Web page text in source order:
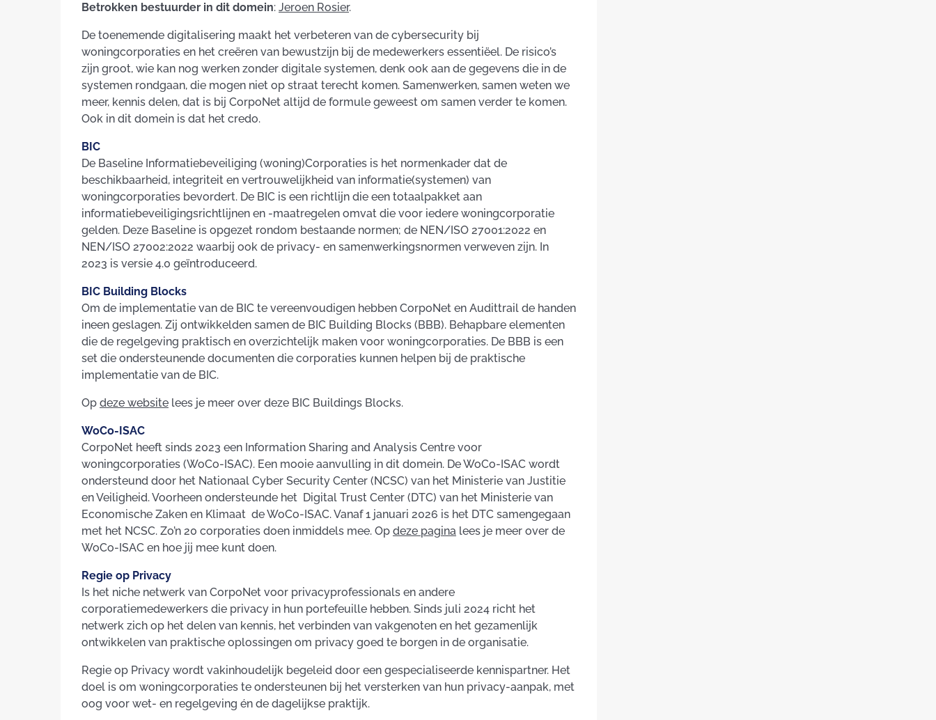
Betrokken bestuurder in dit domein: Jeroen Rosier.
De toenemende digitalisering maakt het verbeteren van de cybersecurity bij
woningcorporaties en het creëren van bewustzijn bij de medewerkers essentiëel. De risico’s
zijn groot, wie kan nog werken zonder digitale systemen, denk ook aan de gegevens die in de
systemen rondgaan, die mogen niet op straat terecht komen. Samenwerken, samen weten we
meer, kennis delen, dat is bij CorpoNet altijd de formule geweest om samen verder te komen.
Ook in dit domein is dat het credo.
BIC
De Baseline Informatiebeveiliging (woning)Corporaties is het normenkader dat de
beschikbaarheid, integriteit en vertrouwelijkheid van informatie(systemen) van
woningcorporaties bevordert. De BIC is een richtlijn die een totaalpakket aan
informatiebeveiligingsrichtlijnen en -maatregelen omvat die voor iedere woningcorporatie
gelden. Deze Baseline is opgezet rondom bestaande normen; de NEN/ISO 27001:2022 en
NEN/ISO 27002:2022 waarbij ook de privacy- en samenwerkingsnormen verweven zijn. In
2023 is versie 4.0 geïntroduceerd.
BIC Building Blocks
Om de implementatie van de BIC te vereenvoudigen hebben CorpoNet en Audittrail de handen
ineen geslagen. Zij ontwikkelden samen de BIC Building Blocks (BBB). Behapbare elementen
die de regelgeving praktisch en overzichtelijk maken voor woningcorporaties. De BBB is een
set die ondersteunende documenten die corporaties kunnen helpen bij de praktische
implementatie van de BIC.
Op deze website lees je meer over deze BIC Buildings Blocks.
WoCo-ISAC
CorpoNet heeft sinds 2023 een Information Sharing and Analysis Centre voor
woningcorporaties (WoCo-ISAC). Een mooie aanvulling in dit domein. De WoCo-ISAC wordt
ondersteund door het Nationaal Cyber Security Center (NCSC) van het Ministerie van Justitie
en Veiligheid. Voorheen ondersteunde het Digital Trust Center (DTC) van het Ministerie van
Economische Zaken en Klimaat de WoCo-ISAC. Vanaf 1 januari 2026 is het DTC samengegaan
met het NCSC. Zo’n 20 corporaties doen inmiddels mee. Op deze pagina lees je meer over de
WoCo-ISAC en hoe jij mee kunt doen.
Regie op Privacy
Is het niche netwerk van CorpoNet voor privacyprofessionals en andere
corporatiemedewerkers die privacy in hun portefeuille hebben. Sinds juli 2024 richt het
netwerk zich op het delen van kennis, het verbinden van vakgenoten en het gezamenlijk
ontwikkelen van praktische oplossingen om privacy goed te borgen in de organisatie.
Regie op Privacy wordt vakinhoudelijk begeleid door een gespecialiseerde kennispartner. Het
doel is om woningcorporaties te ondersteunen bij het versterken van hun privacy-aanpak, met
oog voor wet- en regelgeving én de dagelijkse praktijk.